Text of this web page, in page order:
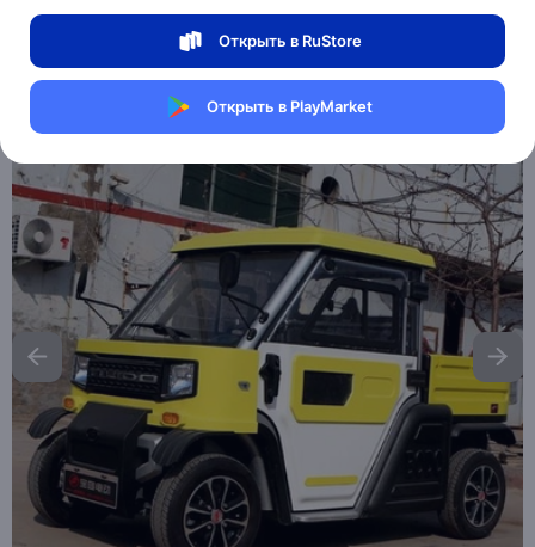
Открыть в RuStore
Открыть в PlayMarket
Магазин Ephdarren
Артикул:MXM0138884692